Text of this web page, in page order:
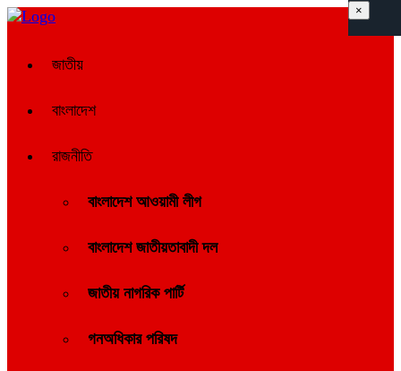
জাতীয়
বাংলাদেশ
রাজনীতি
বাংলাদেশ আওয়ামী লীগ
বাংলাদেশ জাতীয়তাবাদী দল
জাতীয় নাগরিক পার্টি
গনঅধিকার পরিষদ
×